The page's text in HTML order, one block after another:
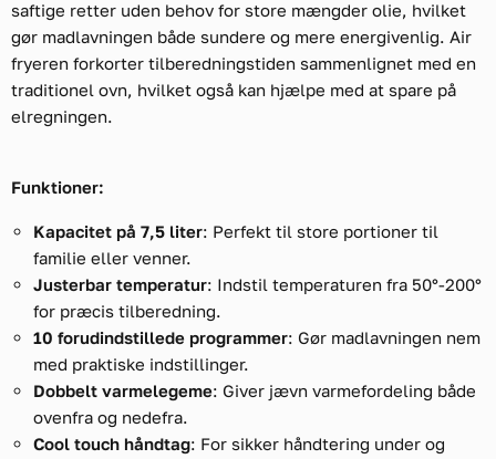
saftige retter uden behov for store mængder olie, hvilket
gør madlavningen både sundere og mere energivenlig. Air
fryeren forkorter tilberedningstiden sammenlignet med en
traditionel ovn, hvilket også kan hjælpe med at spare på
elregningen.
Funktioner:
Kapacitet på 7,5 liter: Perfekt til store portioner til
familie eller venner.
Justerbar temperatur: Indstil temperaturen fra 50°-200°
for præcis tilberedning.
10 forudindstillede programmer: Gør madlavningen nem
med praktiske indstillinger.
Dobbelt varmelegeme: Giver jævn varmefordeling både
ovenfra og nedefra.
Cool touch håndtag: For sikker håndtering under og